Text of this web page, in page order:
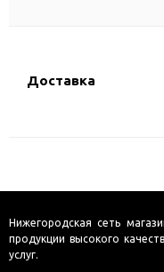
Доставка
Нижегородская сеть
продукции высокого
услуг.